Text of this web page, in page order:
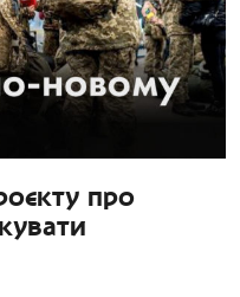
про